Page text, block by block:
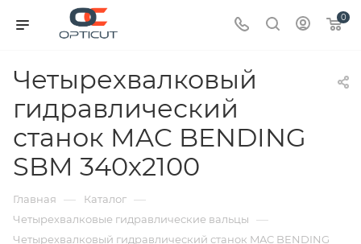
0
Четырехвалковый
гидравлический
станок MAC BENDING
SBM 340х2100
Главная — Каталог —
Четырехвалковые гидравлические вальцы —
Четырехвалковый гидравлический станок MAC BENDING